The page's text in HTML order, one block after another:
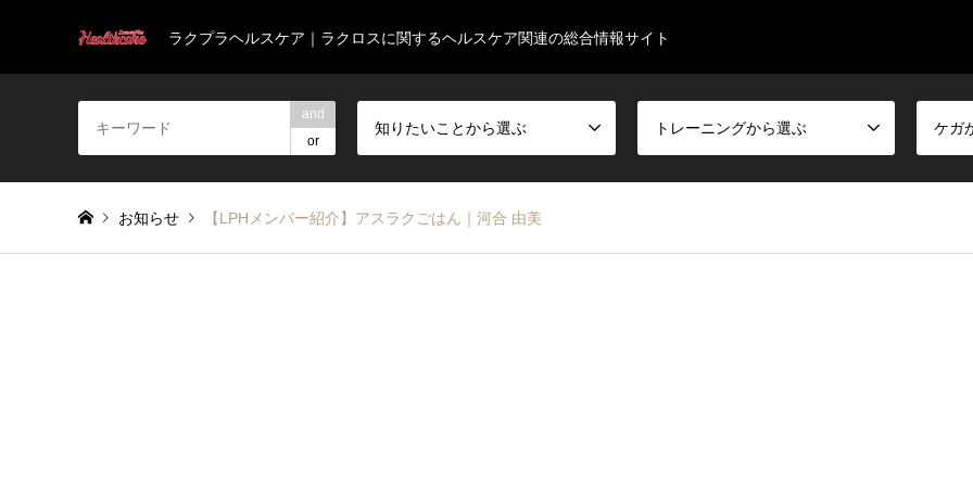
ラクプラヘルスケア｜ラクロスに関するヘルスケア関連の総合情報サイト
and
or
知りたいことから選ぶ トレーニングから選ぶ ケガ
お知らせ 【LPHメンバー紹介】アスラクごはん｜河合 由美